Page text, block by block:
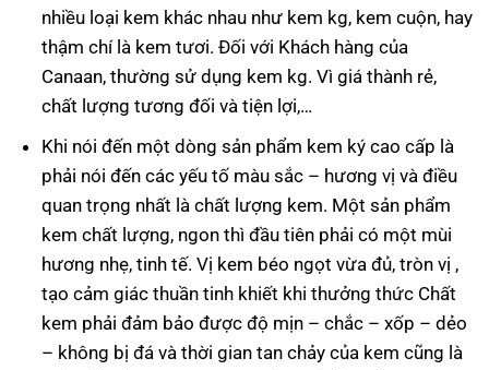
nhiều loại kem khác nhau như kem kg, kem cuộn, hay
thậm chí là kem tươi. Đối với Khách hàng của
Canaan, thường sử dụng kem kg. Vì giá thành rẻ,
chất lượng tương đối và tiện lợi,…
Khi nói đến một dòng sản phẩm kem ký cao cấp là
phải nói đến các yếu tố màu sắc – hương vị và điều
quan trọng nhất là chất lượng kem. Một sản phẩm
kem chất lượng, ngon thì đầu tiên phải có một mùi
hương nhẹ, tinh tế. Vị kem béo ngọt vừa đủ, tròn vị ,
tạo cảm giác thuần tinh khiết khi thưởng thức Chất
kem phải đảm bảo được độ mịn – chắc – xốp – dẻo
– không bị đá và thời gian tan chảy của kem cũng là